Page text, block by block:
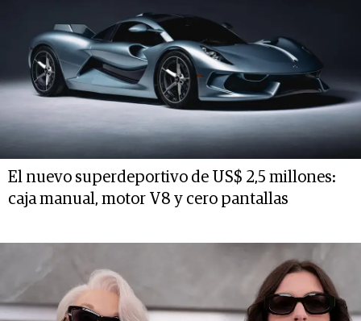
El nuevo superdeportivo de US$ 2,5 millones:
caja manual, motor V8 y cero pantallas